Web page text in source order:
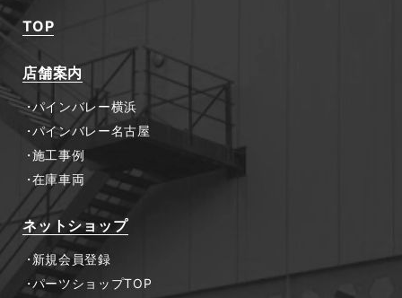
TOP
店舗案内
パインバレー横浜
パインバレー名古屋
施工事例
在庫車両
ネットショップ
新規会員登録
パーツショップTOP